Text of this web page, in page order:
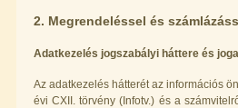
2. Megrendeléssel és
Adatkezelés jogszabályi háttere és
Az adatkezelés hátterét az információs
évi CXII. törvény (Infotv.) és a